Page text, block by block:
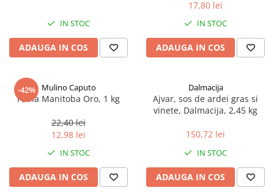
Sare de mare din Marea Nordului
Sare de mare din Oceanele Pacific
si Indian
Portugalia
Sare de roca
Sare speciala
Terine si placinte
Prajitore paine
Gratare
IN STOC
ADAUGA IN COS
17,80 lei
IN STOC
ADAUGA IN COS
-42% Mulino Caputo
Faina Manitoba Oro, 1 kg
22,40 lei
12,98 lei
IN STOC
ADAUGA IN COS
Dalmacija
Ajvar, sos de ardei gras si
vinete, Dalmacija, 2,45 kg
150,72 lei
IN STOC
ADAUGA IN COS